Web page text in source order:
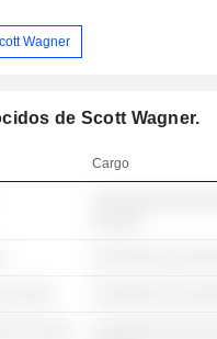
Wagner
de Scott Wagner.
Cargo